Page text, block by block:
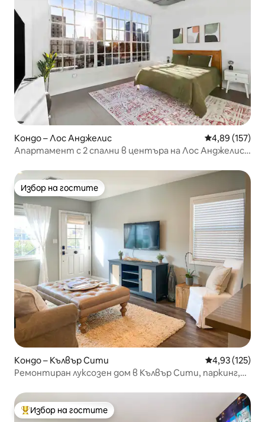
Кондо – Лос Анджелис Средна
4,89 (157)
Апартамент с 2 спални в центъра на Лос Анджелис с
Избор на гостите
Избор на гостите
Кондо – Кълвър Сити Средна
4,93 (125)
Ремонтиран луксозен дом в Кълвър Сити, паркинг,
Най-популярен избор на гостите
Избор на гостите